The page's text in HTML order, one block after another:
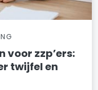
voor zzp’ers:
twijfel en